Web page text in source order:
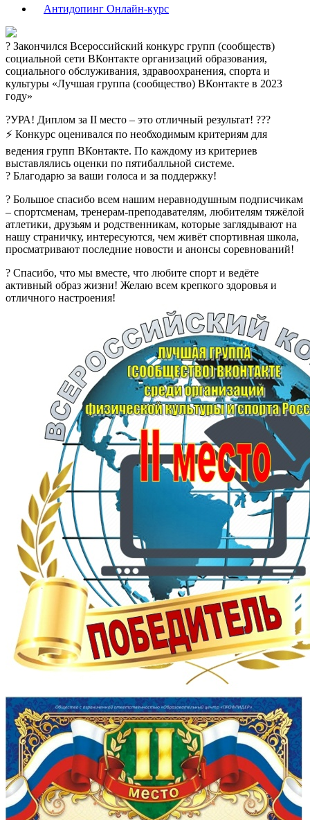
Антидопинг Онлайн-курс
? Закончился Всероссийский конкурс групп (сообществ)
социальной сети ВКонтакте организаций образования,
социального обслуживания, здравоохранения, спорта и
культуры «Лучшая группа (сообщество) ВКонтакте в 2023
году»
?УРА! Диплом за II место – это отличный результат! ???️
⚡ Конкурс оценивался по необходимым критериям для
ведения групп ВКонтакте. По каждому из критериев
выставлялись оценки по пятибалльной системе.
? Благодарю за ваши голоса и за поддержку!
? Большое спасибо всем нашим неравнодушным подписчикам
– спортсменам, тренерам-преподавателям, любителям тяжёлой
атлетики, друзьям и родственникам, которые заглядывают на
нашу страничку, интересуются, чем живёт спортивная школа,
просматривают последние новости и анонсы соревнований!
? Спасибо, что мы вместе, что любите спорт и ведёте
активный образ жизни! Желаю всем крепкого здоровья и
отличного настроения!